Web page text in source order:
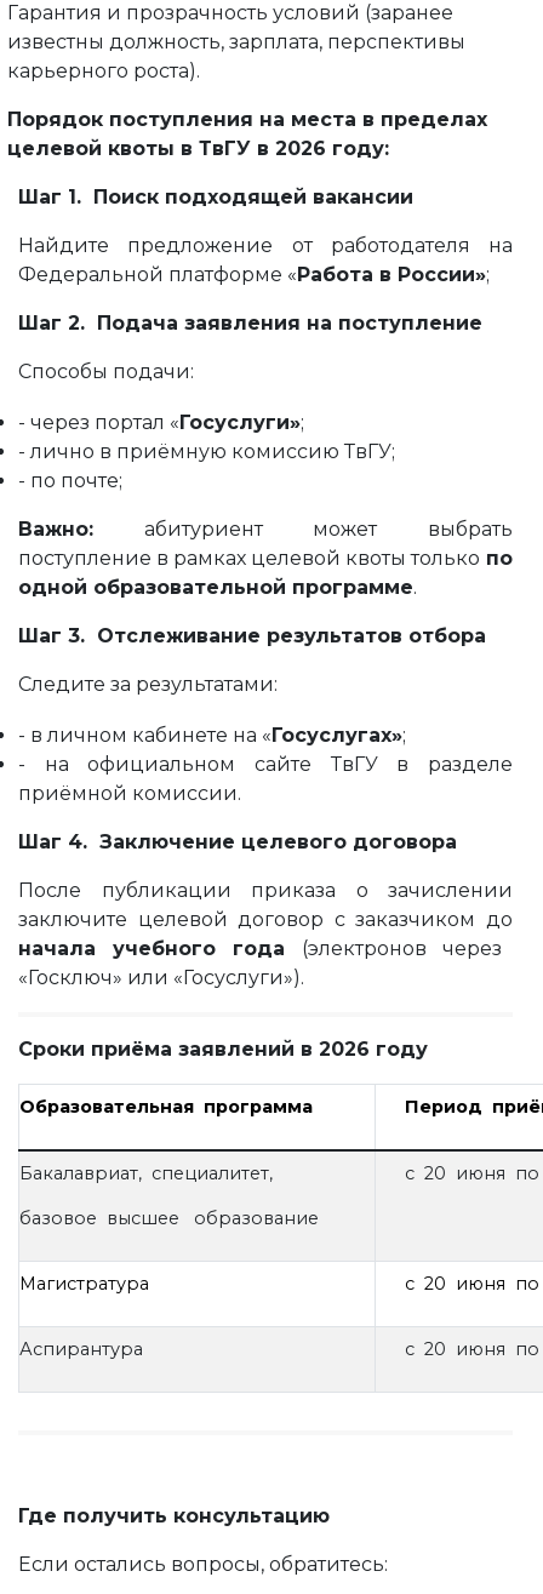
Гарантия и прозрачность условий (заранее
известны должность, зарплата, перспективы
карьерного роста).
Порядок поступления на места в пределах
целевой квоты в ТвГУ в 2026 году:
Шаг 1. Поиск подходящей вакансии
Найдите предложение от работодателя на
Федеральной платформе «Работа в России»;
Шаг 2. Подача заявления на поступление
Способы подачи:
- через портал «Госуслуги»;
- лично в приёмную комиссию ТвГУ;
- по почте;
Важно: абитуриент может выбрать
поступление в рамках целевой квоты только по
одной образовательной программе.
Шаг 3. Отслеживание результатов отбора
Следите за результатами:
- в личном кабинете на «Госуслугах»;
- на официальном сайте ТвГУ в разделе
приёмной комиссии.
Шаг 4. Заключение целевого договора
После публикации приказа о зачислении
заключите целевой договор с заказчиком до
начала учебного года (электронов через
«Госключ» или «Госуслуги»).
Сроки приёма заявлений в 2026 году
Образовательная программа Период
Бакалавриат, специалитет,
базовое высшее образование
с 20 июня
Магистратура с 20 июня по
Аспирантура с 20 июня по
Где получить консультацию
Если остались вопросы, обратитесь: